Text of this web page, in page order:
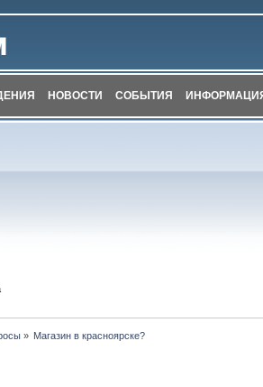
НОВОСТИ СОБЫТИЯ
» Магазин в красноярске?